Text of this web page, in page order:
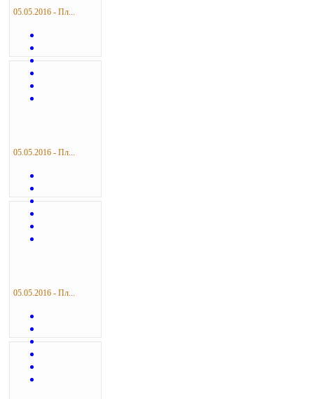
05.05.2016 - Пл...
05.05.2016 - Пл...
05.05.2016 - Пл...